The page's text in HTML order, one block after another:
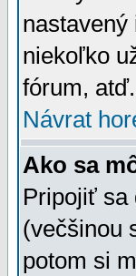
niekoľko
fórum, atď.
Návrat
Ako sa
Pripojiť sa
(večšinou
potom si